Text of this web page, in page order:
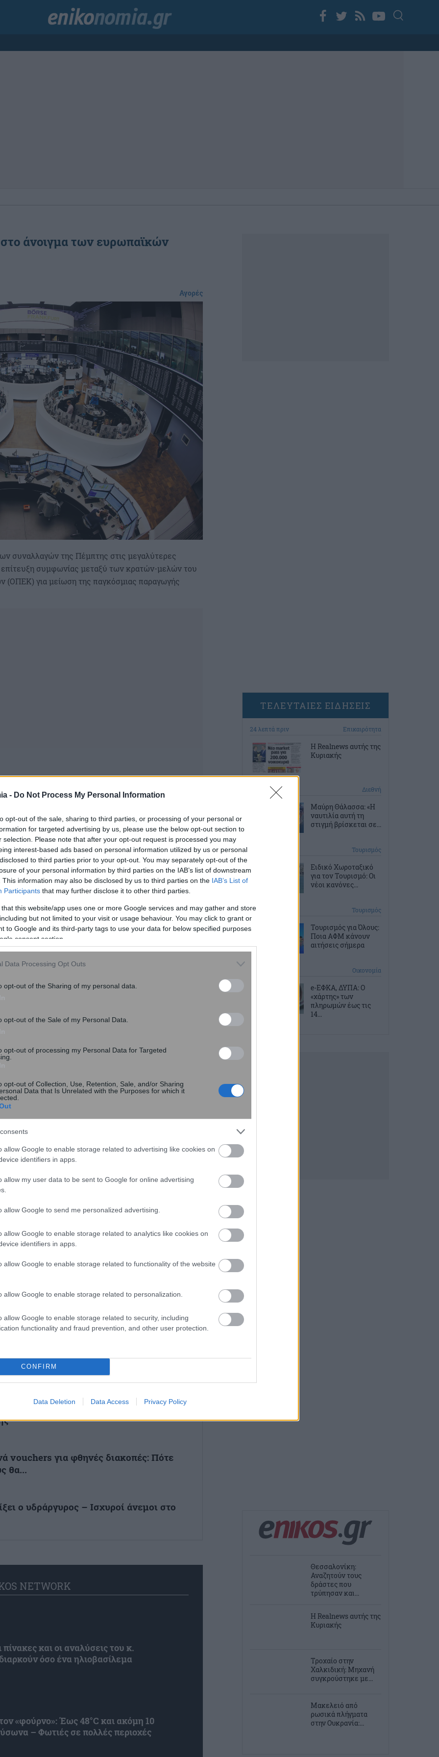
- Do Not Process My Personal Information
opt-out of the sale, sharing to third parties, or processing of your personal or
for targeted advertising by us, please use the below opt-out section to
selection. Please note that after your opt-out request is processed you may
interest-based ads based on personal information utilized by us or personal
to third parties prior to your opt-out. You may separately opt-out of the
of your personal information by third parties on the IAB’s list of downstream
This information may also be disclosed by us to third parties on the IAB’s List of
Participants that may further disclose it to other third parties.
that this website/app uses one or more Google services and may gather and store
but not limited to your visit or usage behaviour. You may click to grant or
to Google and its third-party tags to use your data for below specified purposes
consent section.
Data Processing Opt Outs
opt-out of the Sharing of my personal data.
opt-out of the Sale of my Personal Data.
opt-out of processing my Personal Data for Targeted
opt-out of Collection, Use, Retention, Sale, and/or Sharing
Data that Is Unrelated with the Purposes for which it
allow Google to enable storage related to advertising like cookies on
identifiers in apps.
allow my user data to be sent to Google for online advertising
allow Google to send me personalized advertising.
allow Google to enable storage related to analytics like cookies on
identifiers in apps.
allow Google to enable storage related to functionality of the website
allow Google to enable storage related to personalization.
allow Google to enable storage related to security, including
functionality and fraud prevention, and other user protection.
CONFIRM
Data Deletion Data Access Privacy Policy
άνοιγμα των ευρωπαϊκών
Αγορές
συναλλαγών της Πέμπτης στις μεγαλύτερες
συμφωνίας μεταξύ των κρατών-μελών του
για μείωση της παγκόσμιας παραγωγής
κατά 0,1% ενώ σταθεροποιητικά κινείται ο
6.784 μονάδες. Κέρδη 0,1% καταγράφει ο CAC 40 στο
ΑΓΟΡΕΣ
Google News και μάθετε πρώτοι όλες τις ειδήσεις
την Ελλάδα και τον Κόσμο στο
Επικαιρότητα
vouchers για φθηνές διακοπές: Πότε
θα...
ο υδράργυρος – Ισχυροί άνεμοι στο
NETWORK
και οι αναλύσεις του κ.
όσο ένα ηλιοβασίλεμα
«φούρνο»: Έως 48°C και ακόμη 10
– Φωτιές σε πολλές περιοχές
ΤΕΛΕΥΤΑΙΕΣ ΕΙΔΗΣΕΙΣ
24 λεπτά πριν Επικαιρότητα
Η Realnews αυτής της
Κυριακής
1 ώρα πριν Διεθνή
Μαύρη Θάλασσα: «Η
ναυτιλία αυτή τη
στιγμή βρίσκεται σε...
Τουρισμός
Ειδικό Χωροταξικό
για τον Τουρισμό: Οι
νέοι κανόνες...
2 ώρες πριν Τουρισμός
Τουρισμός για Όλους:
Ποια ΑΦΜ κάνουν
αιτήσεις σήμερα
Οικονομία
e-ΕΦΚΑ, ΔΥΠΑ: Ο
«χάρτης» των
πληρωμών έως τις
14...
Θεσσαλονίκη:
Αναζητούν τους
δράστες που
τρύπησαν και...
Η Realnews αυτής της
Κυριακής
Τροχαίο στην
Χαλκιδική: Μηχανή
συγκρούστηκε με...
Μακελειό από
ρωσικά πλήγματα
στην Ουκρανία:...